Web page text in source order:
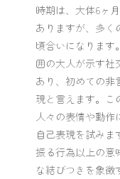
時期は、大体6ヶ
ありますが、多く
頃合いになります
囲の大人が示す社
あり、初めての非
現と言えます。こ
人々の表情や動
自己表現を試み
振る行為以上の意
な結びつきを象徴